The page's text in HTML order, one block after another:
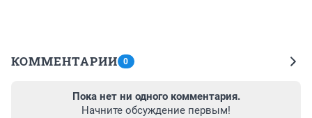
КОММЕНТАРИИ 0
Пока нет ни одного комментария.
Начните обсуждение первым!